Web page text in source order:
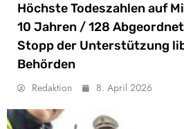
Höchste Todeszahlen auf
10 Jahren / 128
Stopp der Unterstützung
Behörden
Redaktion 8. April 2026